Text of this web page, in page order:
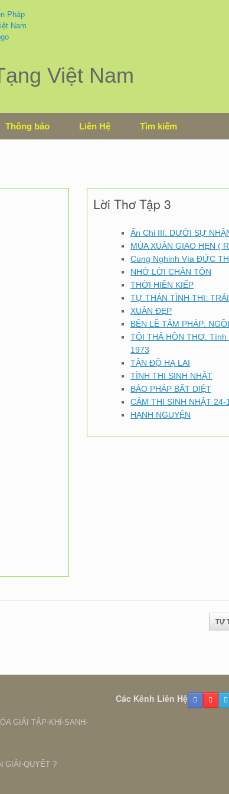
Việt Nam
Thông báo Liên Hệ Tìm kiếm
Lời Thơ Tập 3
Ấn Chỉ III: DƯỚI SỰ
MÙA XUÂN GIAO HẸN (
Cung Nghinh Vía ĐỨC
NHỚ LỜI CHÂN TÔN
THỜI HIỀN KIẾP
TỰ THÁN TÌNH THI:
XUÂN ĐẸP
BÊN LỀ TÂM PHÁP:
TÔI THẢ HỒN THƠ.
1973
TẬN ĐỘ HẠ LAI
TÌNH THI SINH NHẬT
BẢO PHÁP BẤT DIỆT
CẢM THI SINH NHẬT 24-
HẠNH NGUYỆN
TỰ
GIẢI TẬP-KHÍ-SANH-
GIẢI-QUYẾT ?
Các Kênh Liên Hệ